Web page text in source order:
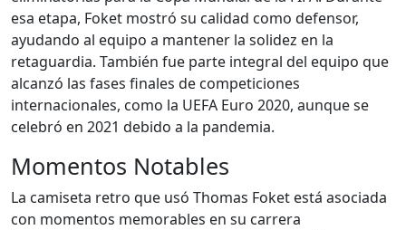
esa etapa, Foket mostró su calidad como defensor,
ayudando al equipo a mantener la solidez en la
retaguardia. También fue parte integral del equipo que
alcanzó las fases finales de competiciones
internacionales, como la UEFA Euro 2020, aunque se
celebró en 2021 debido a la pandemia.
Momentos Notables
La camiseta retro que usó Thomas Foket está asociada
con momentos memorables en su carrera